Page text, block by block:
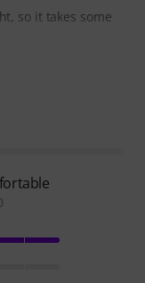
so it takes some